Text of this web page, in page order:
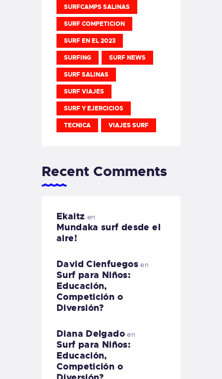
SURFCAMPS SALINAS
SURF COMPETICION
SURF EN EL 2023
SURFING SURF NEWS
SURF SALINAS
SURF VIAJES
SURF Y EJERCICIOS
TECNICA VIAJES SURF
Recent Comments
Ekaitz en
Mundaka surf desde el
aire!
David Cienfuegos en
Surf para Niños:
Educación,
Competición o
Diversión?
Diana Delgadoen
Surf para Niños:
Educación,
Competición o